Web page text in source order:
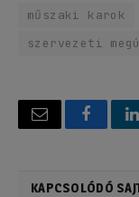
műszaki karok
szervezeti
Email
KAPCSOLÓDÓ